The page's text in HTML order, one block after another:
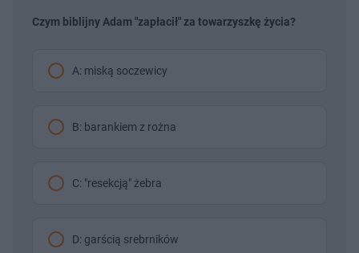
Czym biblijny Adam "zapłacił" za towarzyszkę życia?
A: miską soczewicy
B: barankiem z rożna
C: "resekcją" żebra
D: garścią srebrników